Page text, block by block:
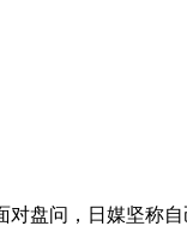
盘问，日媒坚称